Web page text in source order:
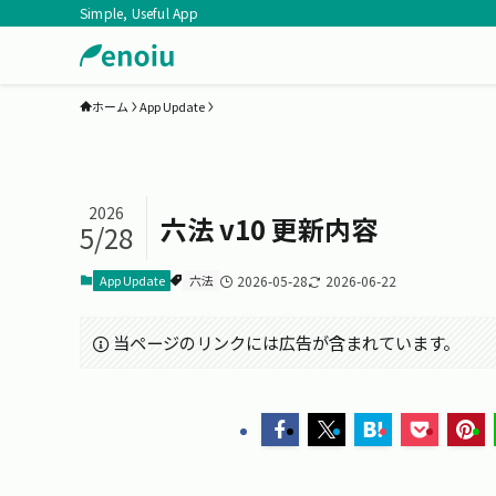
Simple, Useful App
ホーム App Update
六法 v10 更新内容
2026
5/28
App Update 六法 2026-05-28 2026-06-22
当ページのリンクには広告が含まれています。